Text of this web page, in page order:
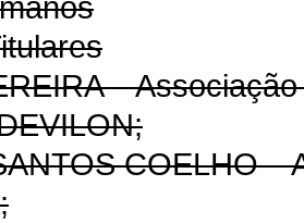
–
COELHO